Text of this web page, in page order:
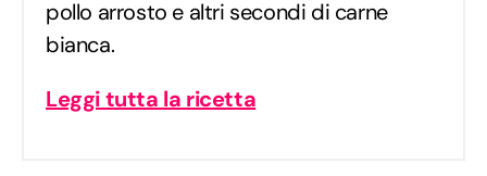
pollo arrosto e altri secondi di carne
bianca.
Leggi tutta la ricetta